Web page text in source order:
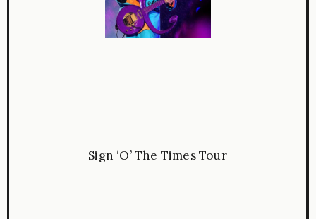
Sign ‘O’ The Times Tour